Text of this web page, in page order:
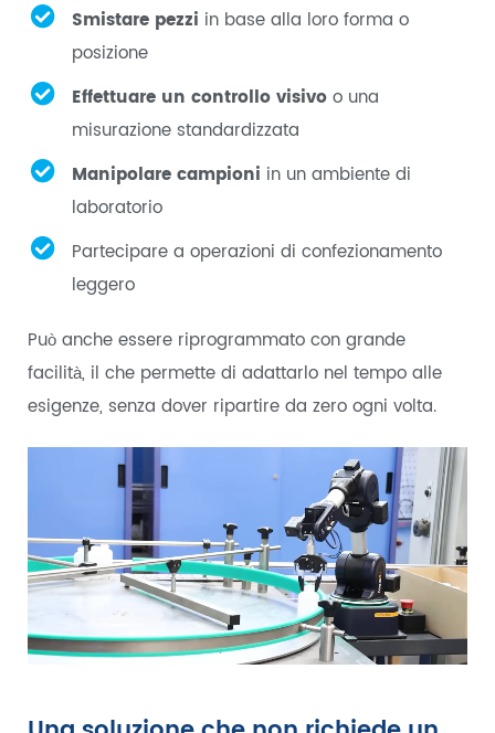
Smistare pezzi in base alla loro forma o
posizione
Effettuare un controllo visivoo una
misurazione standardizzata
Manipolare campioni in un ambiente di
laboratorio
Partecipare a operazioni di confezionamento
leggero
Può anche essere riprogrammato con grande
facilità, il che permette di adattarlo nel tempo alle
esigenze, senza dover ripartire da zero ogni volta.